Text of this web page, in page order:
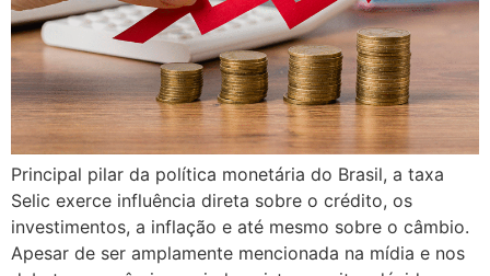
Principal pilar da política monetária do Brasil, a taxa
Selic exerce influência direta sobre o crédito, os
investimentos, a inflação e até mesmo sobre o câmbio.
Apesar de ser amplamente mencionada na mídia e nos